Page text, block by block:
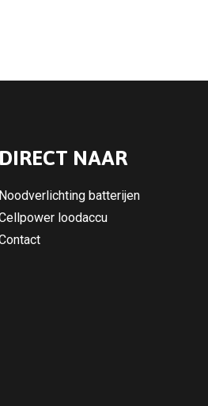
DIRECT NAAR
Noodverlichting batterijen
loodaccu